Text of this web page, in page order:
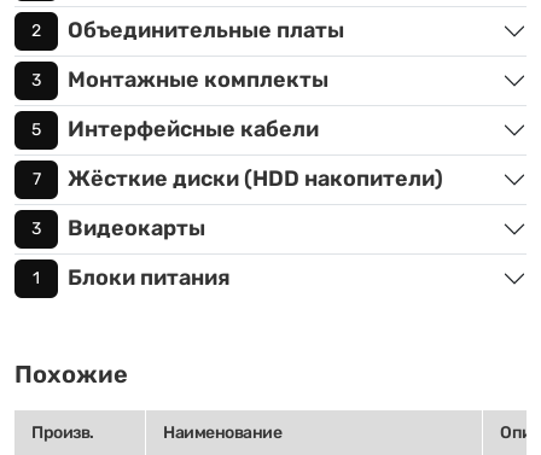
2 Объединительные платы
3 Монтажные комплекты
5 Интерфейсные кабели
7 Жёсткие диски (HDD накопители)
3 Видеокарты
1 Блоки питания
Похожие
Произв. Наименование